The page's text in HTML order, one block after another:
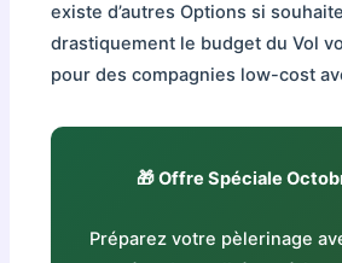
existe d’autres Options si
drastiquement le budget du Vol
pour des compagnies low-cost
🎁 Offre Spéciale
Préparez votre pèlerinage